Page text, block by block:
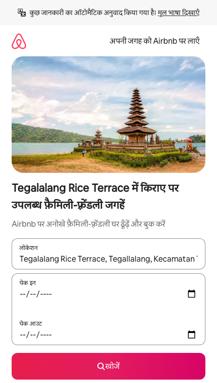
छोड़कर
कॉन्टेंट
कुछ जानकारी का ऑटोमैटिक अनुवाद किया गया है। मूल भाषा दिखाएँ
अपनी जगह को Airbnb पर लाएँ
Tegalalang Rice Terrace में किराए पर
उपलब्ध फ़ैमिली-फ़्रेंडली जगहें
Airbnb पर अनोखे फ़ैमिली-फ़्रेंडली घर ढूँढ़ें और बुक करें
लोकेशन
नतीजों के उपलब्ध होने पर, अप और डाउन 'ऐरो की' का इस्तेमाल करके नेविगेट
चेक इन
चेक आउट
खोजें